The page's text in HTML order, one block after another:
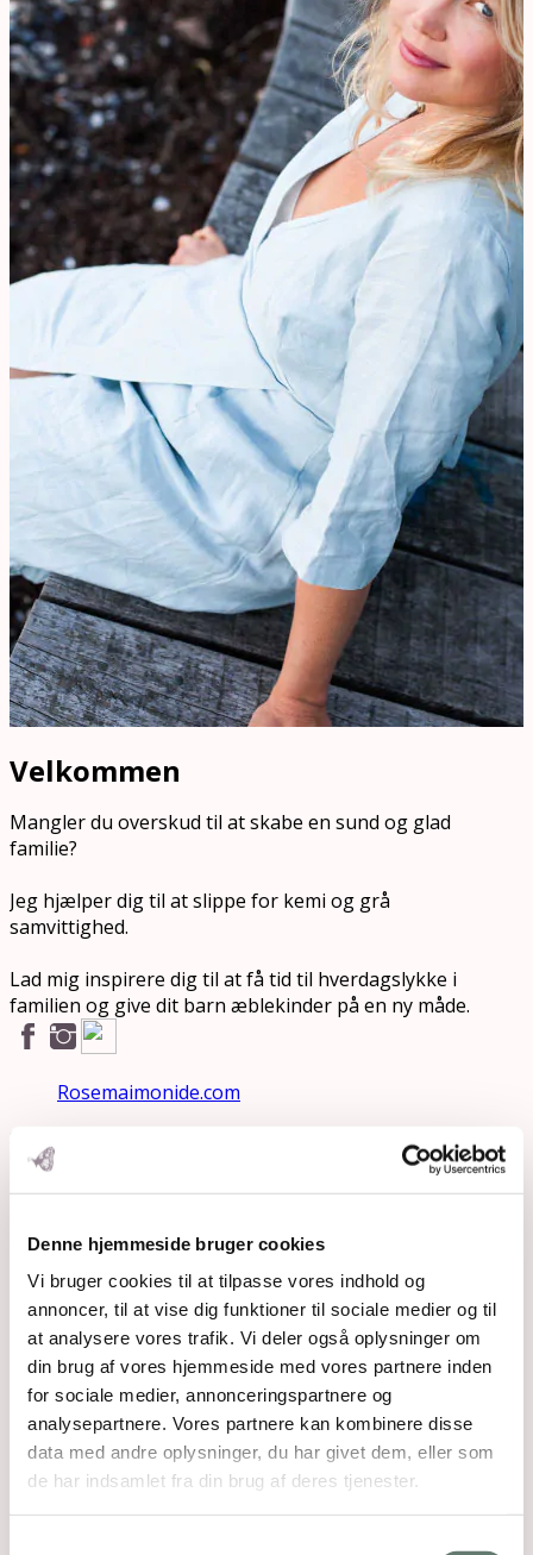
Denne hjemmeside bruger cookies
Vi bruger cookies til at tilpasse vores indhold og
annoncer, til at vise dig funktioner til sociale medier og til
at analysere vores trafik. Vi deler også oplysninger om
din brug af vores hjemmeside med vores partnere inden
for sociale medier, annonceringspartnere og
analysepartnere. Vores partnere kan kombinere disse
data med andre oplysninger, du har givet dem, eller som
de har indsamlet fra din brug af deres tjenester.
Velkommen
Mangler du overskud til at skabe en sund og glad
familie?
Jeg hjælper dig til at slippe for kemi og grå
samvittighed.
Lad mig inspirere dig til at få tid til hverdagslykke i
familien og give dit barn æblekinder på en ny måde.
Rosemaimonide.com
Search